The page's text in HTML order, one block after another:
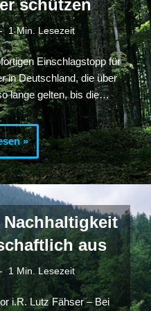
schützen
1 Min. Lesezeit
Einschlagstopp für
in Deutschland, die über
lange gelten, bis die…
»
aus
1 Min. Lesezeit
i.R. Lutz Fähser – Bei